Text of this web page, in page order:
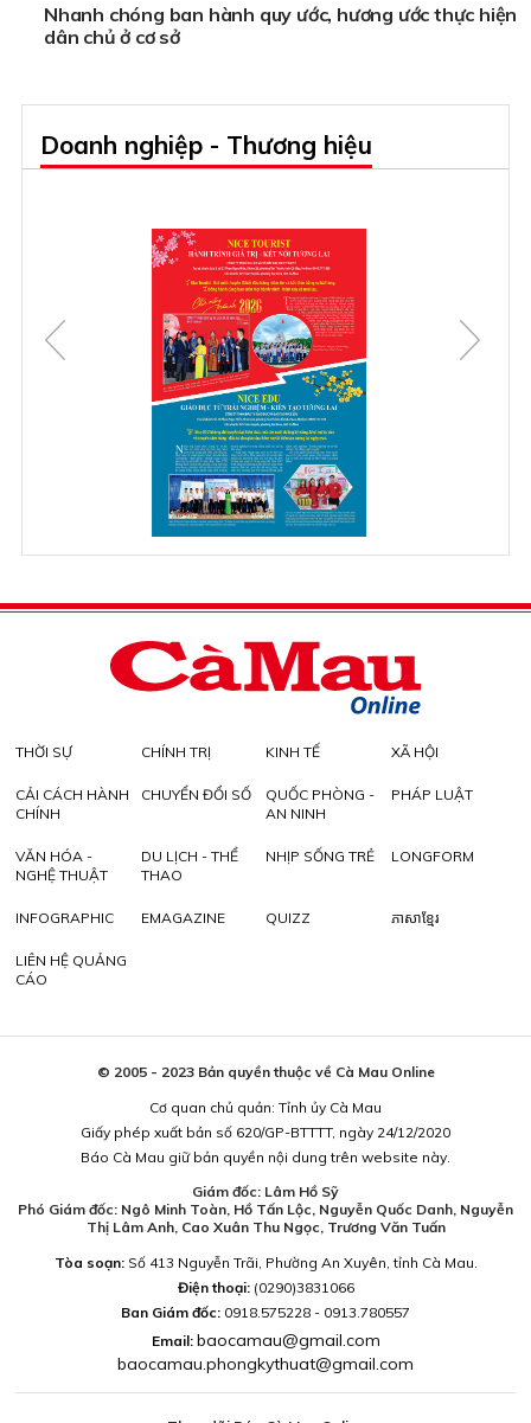
Nhanh chóng ban hành quy ước, hương ước thực hiện
dân chủ ở cơ sở
Doanh nghiệp - Thương hiệu
THỜI SỰ CHÍNH TRỊ KINH TẾ XÃ HỘI
CẢI CÁCH HÀNH
CHÍNH
CHUYỂN ĐỔI SỐ
QUỐC PHÒNG -
AN NINH
PHÁP LUẬT
VĂN HÓA -
NGHỆ THUẬT
DU LỊCH - THỂ
THAO
NHỊP SỐNG TRẺ LONGFORM
INFOGRAPHIC EMAGAZINE QUIZZ ភាសាខ្មែរ
LIÊN HỆ QUẢNG
CÁO
© 2005 - 2023 Bản quyền thuộc về Cà Mau Online
Cơ quan chủ quản: Tỉnh ủy Cà Mau
Giấy phép xuất bản số 620/GP-BTTTT, ngày 24/12/2020
Báo Cà Mau giữ bản quyền nội dung trên website này.
Giám đốc: Lâm Hồ Sỹ
Phó Giám đốc: Ngô Minh Toàn, Hồ Tấn Lộc, Nguyễn Quốc Danh, Nguyễn
Thị Lâm Anh, Cao Xuân Thu Ngọc, Trương Văn Tuấn
Tòa soạn:Số 413 Nguyễn Trãi, Phường An Xuyên, tỉnh Cà Mau.
Điện thoại: (0290)3831066
Ban Giám đốc: 0918.575228 - 0913.780557
Email: baocamau@gmail.com
baocamau.phongkythuat@gmail.com